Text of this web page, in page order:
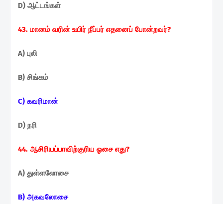
D) ஆட்டங்கள்
43. மானம் வரின் உயிர் நீப்பர் எதனைப் போன்றவர்?
A) புலி
B) சிங்கம்
C) கவரிமான்
D) நரி
44. ஆசிரியப்பாவிற்குரிய ஓசை எது?
A) துள்ளலோசை
B) அகவலோசை